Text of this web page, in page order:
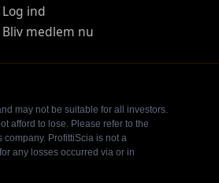
Log ind
Bliv medlem nu